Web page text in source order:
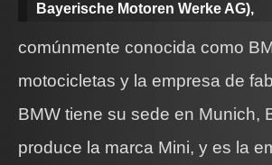
Bayerische Motoren Werke AG),
comúnmente conocida como
motocicletas y la empresa de
BMW tiene su sede en Munich,
produce la marca Mini, y es la